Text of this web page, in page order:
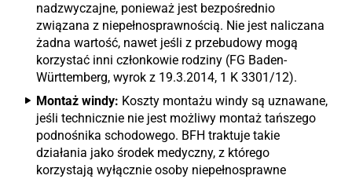
nadzwyczajne, ponieważ jest bezpośrednio
związana z niepełnosprawnością. Nie jest naliczana
żadna wartość, nawet jeśli z przebudowy mogą
korzystać inni członkowie rodziny (FG Baden-
Württemberg, wyrok z 19.3.2014, 1 K 3301/12).
Montaż windy: Koszty montażu windy są uznawane,
jeśli technicznie nie jest możliwy montaż tańszego
podnośnika schodowego. BFH traktuje takie
działania jako środek medyczny, z którego
korzystają wyłącznie osoby niepełnosprawne